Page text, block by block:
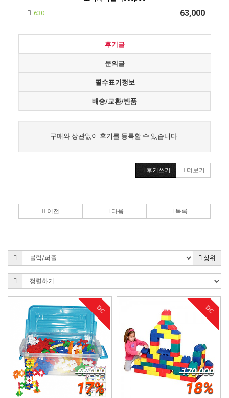
630
63,000
후기글
문의글
필수표기정보
배송/교환/반품
구매와 상관없이 후기를 등록할 수 있습니다.
후기쓰기 더보기
이전 다음 목록
상위
DC
66,000
17%
DC
170,000
18%